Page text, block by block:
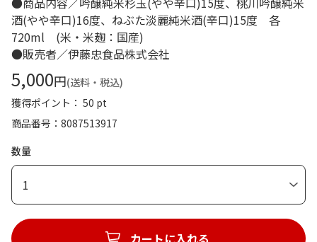
酒(やや辛口)16度、ねぶた淡麗純米酒(辛口)15度 各
720ml (米・米麹：国産)
●販売者／伊藤忠食品株式会社
5,000円(送料・税込)
獲得ポイント： 50 pt
商品番号
8087513917
数量
1
カートに入れる